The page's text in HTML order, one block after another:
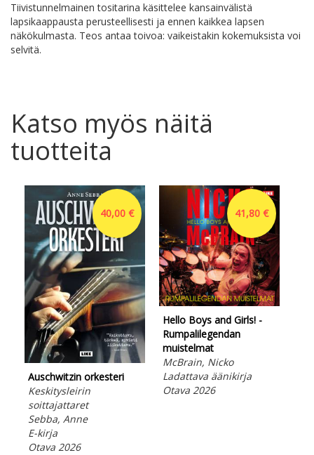
Tiivistunnelmainen tositarina käsittelee kansainvälistä
lapsikaappausta perusteellisesti ja ennen kaikkea lapsen
näkökulmasta. Teos antaa toivoa: vaikeistakin kokemuksista voi
selvitä.
Katso myös näitä
tuotteita
40,00 €
Auschwitzin orkesteri
Keskitysleirin
soittajattaret
Sebba, Anne
E-kirja
Otava 2026
41,80 €
Hello Boys and Girls! -
Rumpalilegendan
muistelmat
McBrain, Nicko
Ladattava äänikirja
Otava 2026